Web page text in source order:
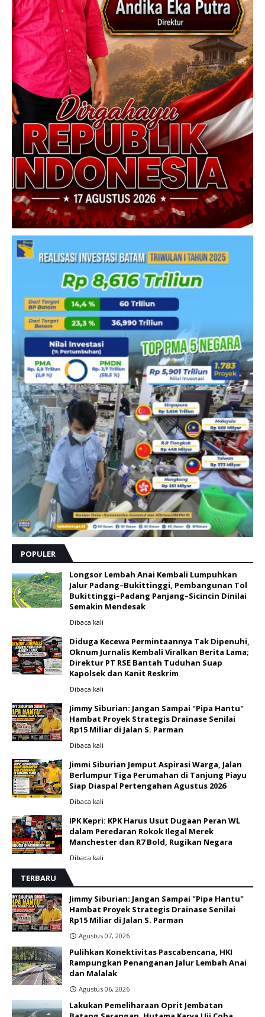
POPULER
Longsor Lembah Anai Kembali Lumpuhkan
Jalur Padang–Bukittinggi, Pembangunan Tol
Bukittinggi–Padang Panjang–Sicincin Dinilai
Semakin Mendesak
Dibaca kali
Diduga Kecewa Permintaannya Tak Dipenuhi,
Oknum Jurnalis Kembali Viralkan Berita Lama;
Direktur PT RSE Bantah Tuduhan Suap
Kapolsek dan Kanit Reskrim
Dibaca kali
Jimmy Siburian: Jangan Sampai "Pipa Hantu"
Hambat Proyek Strategis Drainase Senilai
Rp15 Miliar di Jalan S. Parman
Dibaca kali
Jimmi Siburian Jemput Aspirasi Warga, Jalan
Berlumpur Tiga Perumahan di Tanjung Piayu
Siap Diaspal Pertengahan Agustus 2026 ‎
Dibaca kali
IPK Kepri: KPK Harus Usut Dugaan Peran WL
dalam Peredaran Rokok Ilegal Merek
Manchester dan R7 Bold, Rugikan Negara
Dibaca kali
TERBARU
Jimmy Siburian: Jangan Sampai "Pipa Hantu"
Hambat Proyek Strategis Drainase Senilai
Rp15 Miliar di Jalan S. Parman
Agustus 07, 2026
Pulihkan Konektivitas Pascabencana, HKI
Rampungkan Penanganan Jalur Lembah Anai
dan Malalak
Agustus 06, 2026
Lakukan Pemeliharaan Oprit Jembatan